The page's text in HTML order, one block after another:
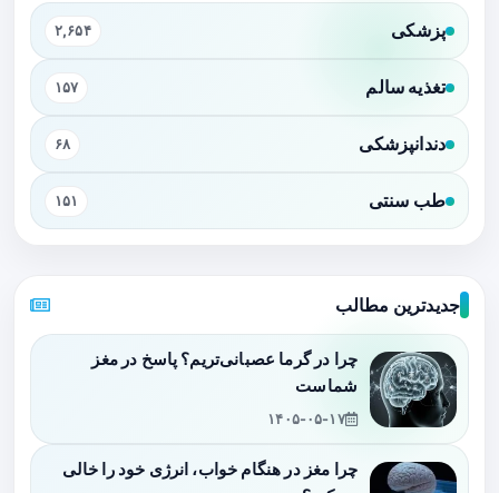
پزشکی ۲,۶۵۴
تغذیه سالم ۱۵۷
دندانپزشکی ۶۸
طب سنتی ۱۵۱
جدیدترین مطالب
چرا در گرما عصبانی‌تریم؟ پاسخ در مغز
شماست
۱۴۰۵-۰۵-۱۷
چرا مغز در هنگام خواب، انرژی خود را خالی